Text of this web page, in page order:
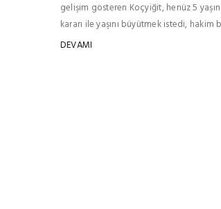
gelişim gösteren Koçyiğit, henüz 5
kararı ile yaşını büyütmek istedi, hakim
DEVAMI